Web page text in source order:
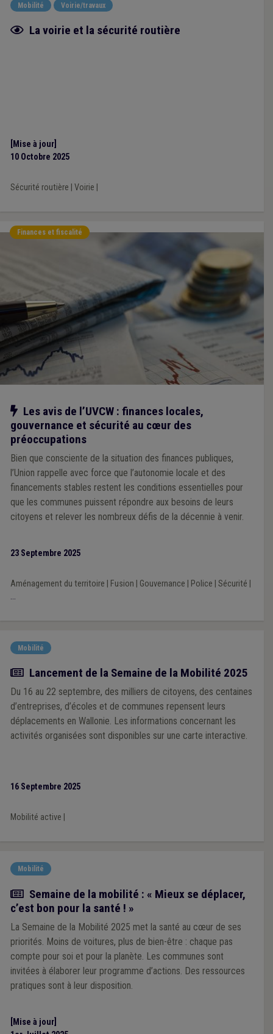
Mobilité Voirie/travaux
Fiche focus
La voirie et la sécurité routière
[Mise à jour]
10 Octobre 2025
Sécurité routière Voirie
Finances et fiscalité
Notre action
Les avis de l’UVCW : finances locales,
gouvernance et sécurité au cœur des
préoccupations
Bien que consciente de la situation des finances publiques,
l’Union rappelle avec force que l’autonomie locale et des
financements stables restent les conditions essentielles pour
que les communes puissent répondre aux besoins de leurs
citoyens et relever les nombreux défis de la décennie à venir.
23 Septembre 2025
Aménagement du territoire Fusion Gouvernance Police Sécurité
...
Mobilité
Actualité
Lancement de la Semaine de la Mobilité 2025
Du 16 au 22 septembre, des milliers de citoyens, des centaines
d’entreprises, d’écoles et de communes repensent leurs
déplacements en Wallonie. Les informations concernant les
activités organisées sont disponibles sur une carte interactive.
16 Septembre 2025
Mobilité active
Mobilité
Actualité
Semaine de la mobilité : « Mieux se déplacer,
c’est bon pour la santé ! »
La Semaine de la Mobilité 2025 met la santé au cœur de ses
priorités. Moins de voitures, plus de bien-être : chaque pas
compte pour soi et pour la planète. Les communes sont
invitées à élaborer leur programme d’actions. Des ressources
pratiques sont à leur disposition.
[Mise à jour]